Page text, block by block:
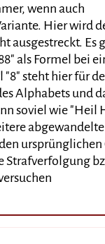
wenn auch
Hier wird
ausgestreckt. Es
als Formel bei
steht hier für
Alphabets und
soviel wie "Heil
abgewandelte
ursprünglichen
Strafverfolgung